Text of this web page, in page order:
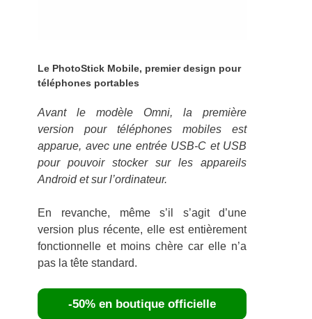
Le PhotoStick Mobile, premier design pour
téléphones portables
Avant le modèle Omni, la première
version pour téléphones mobiles est
apparue, avec une entrée USB-C et USB
pour pouvoir stocker sur les appareils
Android et sur l’ordinateur.
En revanche, même s’il s’agit d’une
version plus récente, elle est entièrement
fonctionnelle et moins chère car elle n’a
pas la tête standard.
-50% en boutique officielle